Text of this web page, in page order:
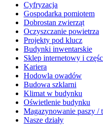
Cyfryzacja
Gospodarka pomiotem
Dobrostan zwierząt
Oczyszczanie powietrza
Projekty pod klucz
Budynki inwentarskie
Sklep internetowy i
Kariera
Hodowla owadów
Budowa szklarni
Klimat w budynku
Oświetlenie budynku
Magazynowanie paszy /
Nasze działy